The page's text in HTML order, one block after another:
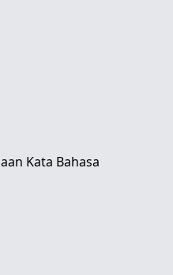
Kata Bahasa